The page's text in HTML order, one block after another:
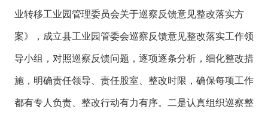
业转移工业园管理委员会关于巡察反馈意见整改落实方
案》，成立县工业园管委会巡察反馈意见整改落实工作领
导小组，对照巡察反馈问题，逐项逐条分析，细化整改措
施，明确责任领导、责任股室、整改时限，确保每项工作
都有专人负责、整改行动有力有序。二是认真组织巡察整